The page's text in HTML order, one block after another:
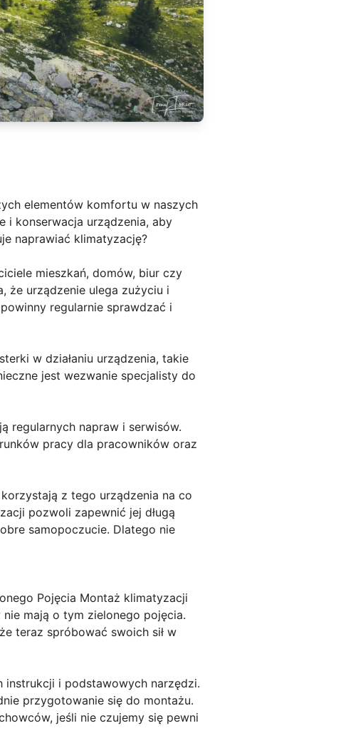
elementów komfortu w naszych
i konserwacja urządzenia, aby
naprawiać klimatyzację?
mieszkań, domów, biur czy
że urządzenie ulega zużyciu i
regularnie sprawdzać i
w działaniu urządzenia, takie
jest wezwanie specjalisty do
regularnych napraw i serwisów.
pracy dla pracowników oraz
z tego urządzenia na co
pozwoli zapewnić jej długą
samopoczucie. Dlatego nie
Pojęcia Montaż klimatyzacji
mają o tym zielonego pojęcia.
teraz spróbować swoich sił w
i podstawowych narzędzi.
przygotowanie się do montażu.
jeśli nie czujemy się pewni